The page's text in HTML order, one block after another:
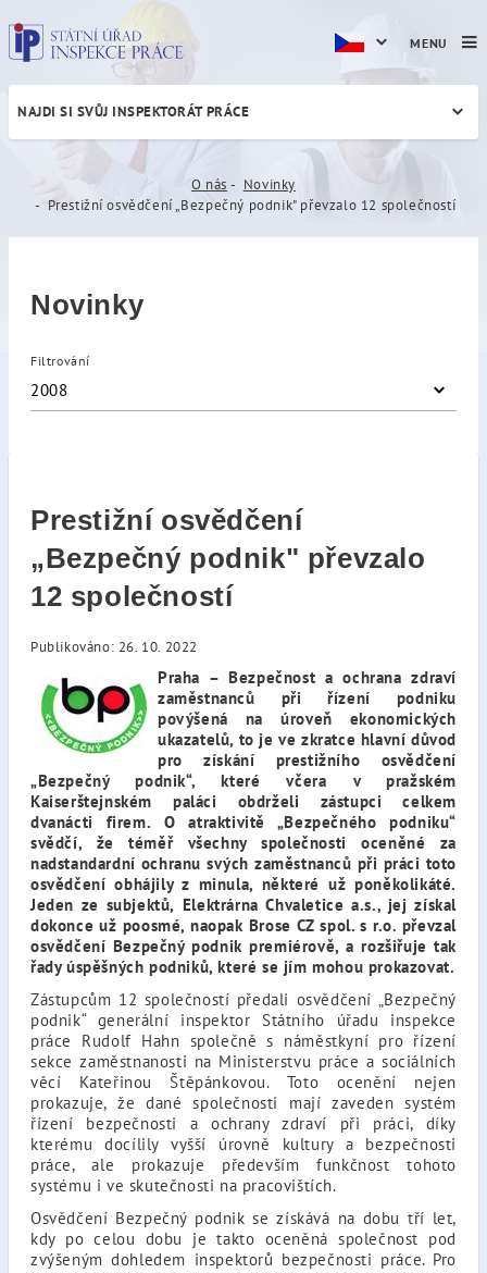
Prestižní osvědčení
NAJDI SI SVŮJ INSPEKTORÁT PRÁCE
O nás
Novinky
Prestižní osvědčení „Bezpečný podnik" převzalo 12 společností
Novinky
Filtrování
2008
Prestižní osvědčení
„Bezpečný podnik" převzalo
12 společností
Publikováno: 26. 10. 2022
Praha – Bezpečnost a ochrana zdraví
zaměstnanců při řízení podniku
povýšená na úroveň ekonomických
ukazatelů, to je ve zkratce hlavní důvod
pro získání prestižního osvědčení
„Bezpečný podnik“, které včera v pražském
Kaiserštejnském paláci obdrželi zástupci celkem
dvanácti firem. O atraktivitě „Bezpečného podniku“
svědčí, že téměř všechny společnosti oceněné za
nadstandardní ochranu svých zaměstnanců při práci toto
osvědčení obhájily z minula, některé už poněkolikáté.
Jeden ze subjektů, Elektrárna Chvaletice a.s., jej získal
dokonce už poosmé, naopak Brose CZ spol. s r.o. převzal
osvědčení Bezpečný podnik premiérově, a rozšiřuje tak
řady úspěšných podniků, které se jím mohou prokazovat.
Zástupcům 12 společností předali osvědčení „Bezpečný
podnik“ generální inspektor Státního úřadu inspekce
práce Rudolf Hahn společně s náměstkyní pro řízení
sekce zaměstnanosti na Ministerstvu práce a sociálních
věcí Kateřinou Štěpánkovou. Toto ocenění nejen
prokazuje, že dané společnosti mají zaveden systém
řízení bezpečnosti a ochrany zdraví při práci, díky
kterému docílily vyšší úrovně kultury a bezpečnosti
práce, ale prokazuje především funkčnost tohoto
systému i ve skutečnosti na pracovištích.
Osvědčení Bezpečný podnik se získává na dobu tří let,
kdy po celou dobu je takto oceněná společnost pod
zvýšeným dohledem inspektorů bezpečnosti práce. Pro
MENU